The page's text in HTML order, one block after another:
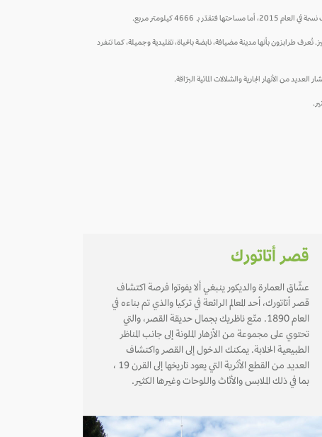
طرابزون بأنها مدينة مضيافة، نابضة بالحياة، تقليدية وجميلة، كما تنفرد
من الأنهار الجارية والشلالات المائية البرّاقة.
قصر أتاتورك
عشّاق العمارة والديكور ينبغي ألا يفوتوا فرصة اكتشاف
قصر أتاتورك، أحد المعالم الرائعة في تركيا والذي تم بناءه في
العام 1890. متّع ناظريك بجمال حديقة القصر، والتي
تحتوي على مجموعة من الأزهار الملونة إلى جانب المناظر
الطبيعية الخلابة. يمكنك الدخول إلى القصر واكتشاف
العديد من القطع الأثرية التي يعود تاريخها إلى القرن 19 ،
بما في ذلك الملابس والأثاث واللوحات وغيرها الكثير.